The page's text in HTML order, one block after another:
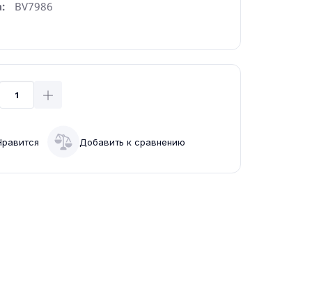
BV7986
Добавить к сравнению